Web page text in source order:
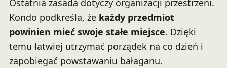
Ostatnia zasada dotyczy organizacji przestrzeni.
Kondo podkreśla, że każdy przedmiot
powinien mieć swoje stałe miejsce. Dzięki
temu łatwiej utrzymać porządek na co dzień i
zapobiegać powstawaniu bałaganu.